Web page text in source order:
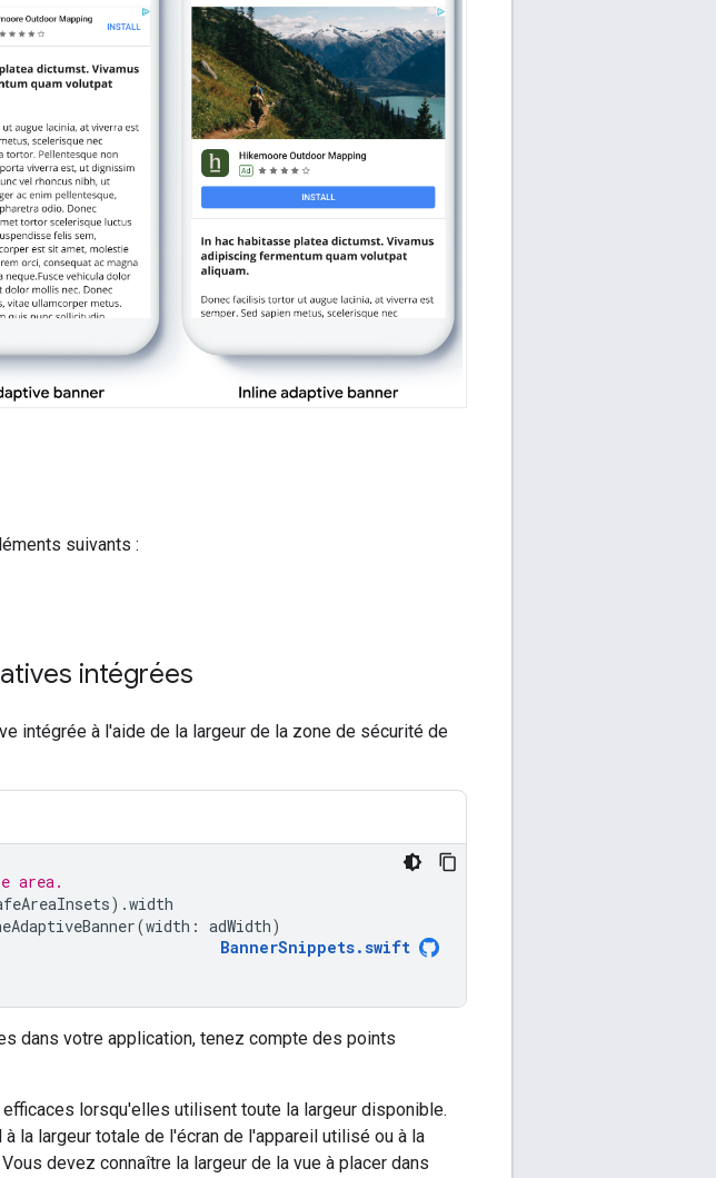
suivants :
intégrées
intégrée à l'aide de la largeur de la zone de sécurité de
area.
).width
(width : adWidth)
BannerSnippets.swift
dans votre application, tenez compte des points
lorsqu'elles utilisent toute la largeur disponible.
la largeur totale de l'écran de l'appareil utilisé ou à la
devez connaître la largeur de la vue à placer dans